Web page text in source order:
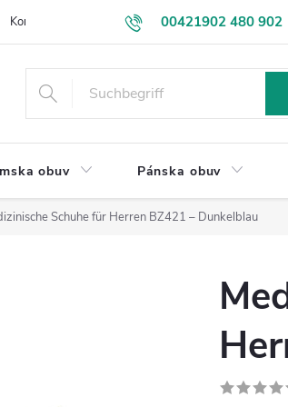
00421902 480 902
Kontakt VEĽKOOBCHOD Obchodné
obuv Pánska obuv
Schuhe für Herren BZ421 – Dunkelblau